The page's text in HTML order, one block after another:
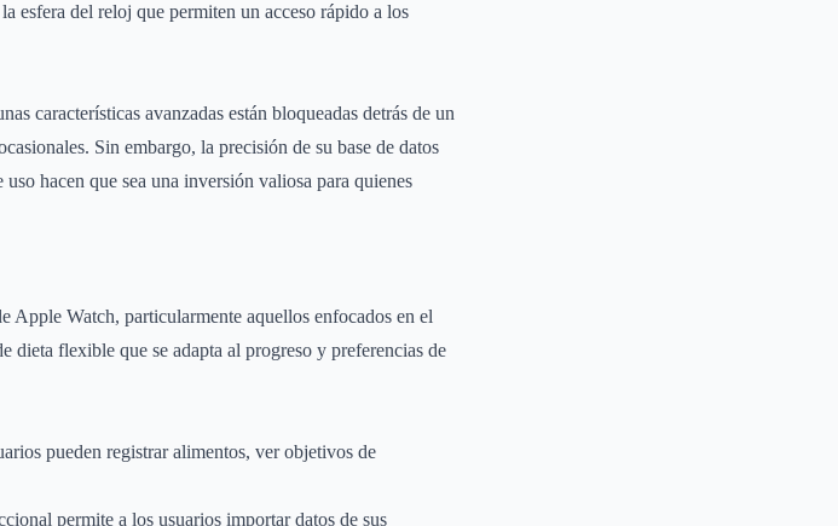
esfera del reloj que permiten un acceso rápido a los
características avanzadas están bloqueadas detrás de un
Sin embargo, la precisión de su base de datos
hacen que sea una inversión valiosa para quienes
Apple Watch, particularmente aquellos enfocados en el
dieta flexible que se adapta al progreso y preferencias de
pueden registrar alimentos, ver objetivos de
permite a los usuarios importar datos de sus